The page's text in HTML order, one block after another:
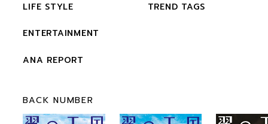
LIFE STYLE
ENTERTAINMENT
ANA REPORT
TREND TAGS
BACK NUMBER